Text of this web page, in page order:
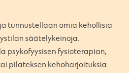
tunnustellaan omia kehollisia
säätelykeinoja.
psykofyysisen fysioterapian,
pilateksen kehoharjoituksia